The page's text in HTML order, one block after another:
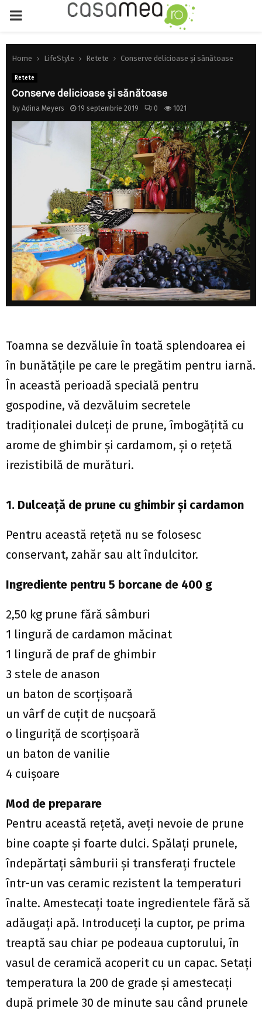
PRIMARY
MENU
Home LifeStyle Retete Conserve delicioase și sănătoase
Retete
Conserve delicioase și sănătoase
by Adina Meyers 19 septembrie 2019 0 1021
Toamna se dezvăluie în toată splendoarea ei
în bunătățile pe care le pregătim pentru iarnă.
În această perioadă specială pentru
gospodine, vă dezvăluim secretele
tradiționalei dulceți de prune, îmbogățită cu
arome de ghimbir și cardamom, și o rețetă
irezistibilă de murături.
1. Dulceaţă de prune cu ghimbir şi cardamon
Pentru această reţetă nu se folosesc
conservant, zahăr sau alt îndulcitor.
Ingrediente pentru 5 borcane de 400 g
2,50 kg prune fără sâmburi
1 lingură de cardamon măcinat
1 lingură de praf de ghimbir
3 stele de anason
un baton de scorţişoară
un vârf de cuţit de nucşoară
o linguriţă de scorţişoară
un baton de vanilie
4 cuişoare
Mod de preparare
Pentru această reţetă, aveţi nevoie de prune
bine coapte şi foarte dulci. Spălaţi prunele,
îndepărtaţi sâmburii şi transferaţi fructele
într-un vas ceramic rezistent la temperaturi
înalte. Amestecaţi toate ingredientele fără să
adăugaţi apă. Introduceţi la cuptor, pe prima
treaptă sau chiar pe podeaua cuptorului, în
vasul de ceramică acoperit cu un capac. Setaţi
temperatura la 200 de grade şi amestecaţi
după primele 30 de minute sau când prunele